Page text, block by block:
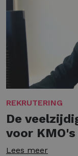
REKRUTERING
De
voor
Lees meer